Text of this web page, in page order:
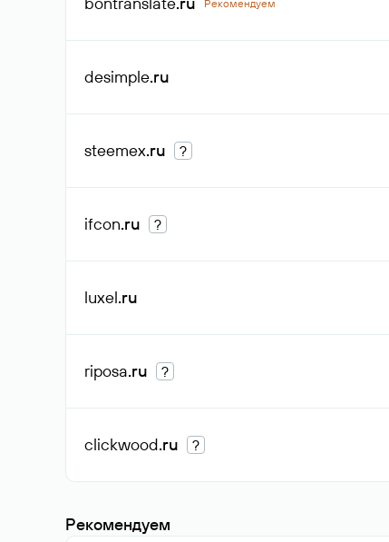
Рекомендуем
desimple.ru
steemex.ru ?
ifcon.ru ?
luxel.ru
riposa.ru ?
clickwood.ru ?
Рекомендуем